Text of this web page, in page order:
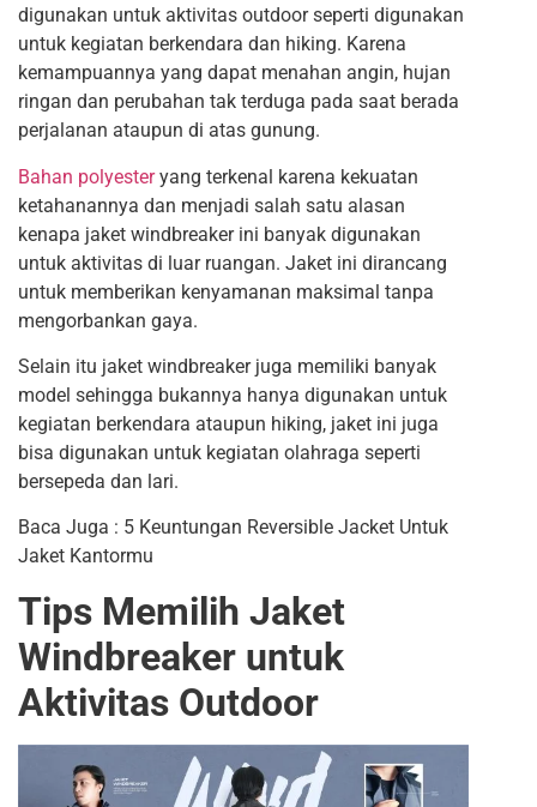
digunakan untuk aktivitas outdoor seperti digunakan
untuk kegiatan berkendara dan hiking. Karena
kemampuannya yang dapat menahan angin, hujan
ringan dan perubahan tak terduga pada saat berada
perjalanan ataupun di atas gunung.
Bahan polyesteryang terkenal karena kekuatan
ketahanannya dan menjadi salah satu alasan
kenapa jaket windbreaker ini banyak digunakan
untuk aktivitas di luar ruangan. Jaket ini dirancang
untuk memberikan kenyamanan maksimal tanpa
mengorbankan gaya.
Selain itu jaket windbreaker juga memiliki banyak
model sehingga bukannya hanya digunakan untuk
kegiatan berkendara ataupun hiking, jaket ini juga
bisa digunakan untuk kegiatan olahraga seperti
bersepeda dan lari.
Baca Juga : 5 Keuntungan Reversible Jacket Untuk
Jaket Kantormu
Tips Memilih Jaket
Windbreaker untuk
Aktivitas Outdoor